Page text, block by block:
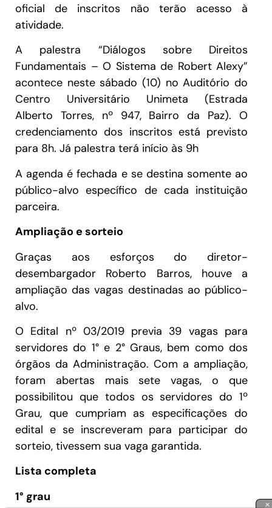
oficial de inscritos não terão acesso à
atividade.
A palestra “Diálogos sobre Direitos
Fundamentais – O Sistema de Robert Alexy”
acontece neste sábado (10) no Auditório do
Centro Universitário Unimeta (Estrada
Alberto Torres, nº 947, Bairro da Paz). O
credenciamento dos inscritos está previsto
para 8h. Já palestra terá início às 9h
A agenda é fechada e se destina somente ao
público-alvo específico de cada instituição
parceira.
Ampliação e sorteio
Graças aos esforços do diretor-
desembargador Roberto Barros, houve a
ampliação das vagas destinadas ao público-
alvo.
O Edital nº 03/2019 previa 39 vagas para
servidores do 1° e 2° Graus, bem como dos
órgãos da Administração. Com a ampliação,
foram abertas mais sete vagas, o que
possibilitou que todos os servidores do 1º
Grau, que cumpriam as especificações do
edital e se inscreveram para participar do
sorteio, tivessem sua vaga garantida.
Lista completa
1° grau
×